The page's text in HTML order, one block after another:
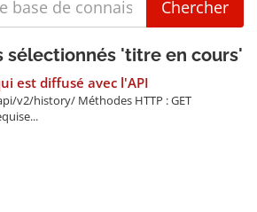
sélectionnés 'titre en cours'
est diffusé avec l'API
v2/history/ Méthodes HTTP : GET